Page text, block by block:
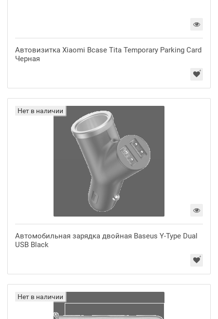
Автовизитка Xiaomi Bcase Tita Temporary Parking Card
Черная
Нет в наличии
Автомобильная зарядка двойная Baseus Y-Type Dual
USB Black
Нет в наличии